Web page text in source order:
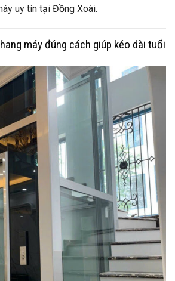
uy tín tại Đồng Xoài.
máy đúng cách giúp kéo dài tuổi